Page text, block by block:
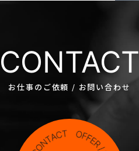
CONTACT
お仕事のご依頼 / お問い合わせ